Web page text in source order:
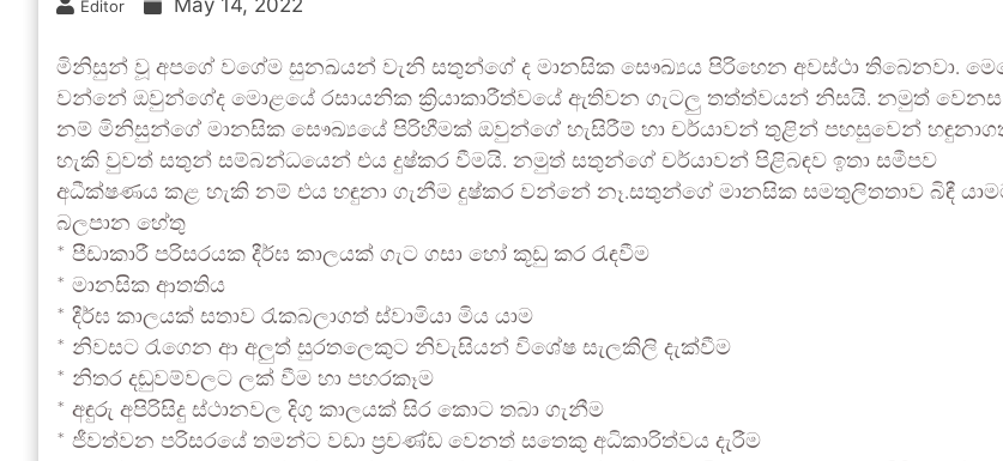
Editor May 14, 2022
මිනිසුන් වූ අපගේ වගේම සුනඛයන් වැනි සතුන්ගේ ද මානසික සෞඛ්‍යය පිරිහෙන අවස්ථා තිබෙනවා.
වන්නේ ඔවුන්ගේද මොළයේ රසායනික ක්‍රියාකාරීත්වයේ ඇතිවන ගැටලු තත්ත්වයන් නිසයි. නමුත් වෙනස
නම් මිනිසුන්ගේ මානසික සෞඛ්‍යයේ පිරිහීමක් ඔවුන්ගේ හැසිරීම් හා චර්යාවන් තුළින් පහසුවෙන්
හැකි වුවත් සතුන් සම්බන්ධයෙන් එය දුෂ්කර වීමයි. නමුත් සතුන්ගේ චර්යාවන් පිළිබඳව ඉතා සමීපව
අධීක්ෂණය කළ හැකි නම් එය හඳුනා ගැනීම දුෂ්කර වන්නේ නෑ.සතුන්ගේ මානසික සමතුලිතතාව බිඳී
බලපාන හේතු
* පීඩාකාරී පරිසරයක දීර්ඝ කාලයක් ගැට ගසා හෝ කූඩු කර රැඳවීම
* මානසික ආතතිය
* දීර්ඝ කාලයක් සතාව රැකබලාගත් ස්වාමියා මිය යාම
* නිවසට රැගෙන ආ අලුත් සුරතලෙකුට නිවැසියන් විශේෂ සැලකිලි දැක්වීම
* නිතර දඬුවම්වලට ලක් වීම හා පහරකෑම
* අඳුරු අපිරිසිදු ස්ථානවල දිගු කාලයක් සිර කොට තබා ගැනීම
* ජීවත්වන පරිසරයේ තමන්ට වඩා ප්‍රචණ්ඩ වෙනත් සතෙකු අධිකාරිත්වය දැරීම